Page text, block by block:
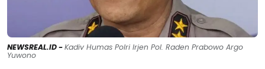
NEWSREAL.ID -Kadiv Humas Polri Irjen Pol. Raden Prabowo Argo
Yuwono